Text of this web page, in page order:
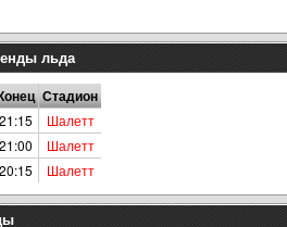
льда
Стадион
21:15
Шалетт
21:00
Шалетт
20:15 Шалетт